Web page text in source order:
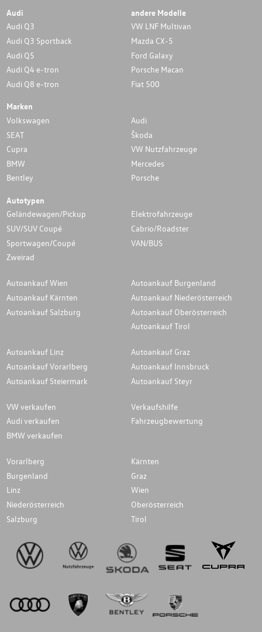
Audi
Audi Q3
Audi Q3 Sportback
Audi Q5
Audi Q4 e-tron
Audi Q8 e-tron
andere Modelle
VW LNF Multivan
Mazda CX-5
Ford Galaxy
Porsche Macan
Fiat 500
Marken
Volkswagen
Audi
SEAT
Škoda
Cupra
VW Nutzfahrzeuge
BMW
Mercedes
Bentley
Porsche
Autotypen
Geländewagen/Pickup
Elektrofahrzeuge
SUV/SUV Coupé
Cabrio/Roadster
Sportwagen/Coupé
VAN/BUS
Zweirad
Autoankauf Wien
Autoankauf Kärnten
Autoankauf Salzburg
Autoankauf Burgenland
Autoankauf Niederösterreich
Autoankauf Oberösterreich
Autoankauf Tirol
Autoankauf Linz
Autoankauf Vorarlberg
Autoankauf Steiermark
Autoankauf Graz
Autoankauf Innsbruck
Autoankauf Steyr
VW verkaufen
Audi verkaufen
BMW verkaufen
Verkaufshilfe
Fahrzeugbewertung
Vorarlberg
Kärnten
Burgenland
Graz
Linz
Wien
Niederösterreich
Oberösterreich
Salzburg
Tirol